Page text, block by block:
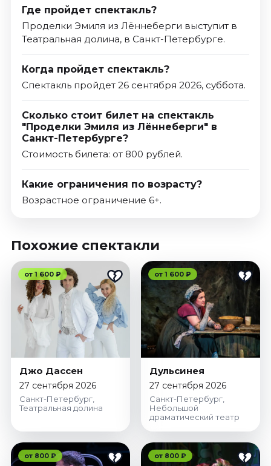
Где пройдет спектакль?
Проделки Эмиля из Лённеберги выступит в
Театральная долина, в Санкт-Петербурге.
Когда пройдет спектакль?
Спектакль пройдет 26 сентября 2026, суббота.
Сколько стоит билет на спектакль
"Проделки Эмиля из Лённеберги" в
Санкт-Петербурге?
Стоимость билета: от 800 рублей.
Какие ограничения по возрасту?
Возрастное ограничение 6+.
Похожие спектакли
от 1 600 ₽
Джо Дассен
27 сентября 2026
Санкт-Петербург,
Театральная долина
от 1 600 ₽
Дульсинея
27 сентября 2026
Санкт-Петербург,
Небольшой
драматический театр
от 800 ₽ от 800 ₽